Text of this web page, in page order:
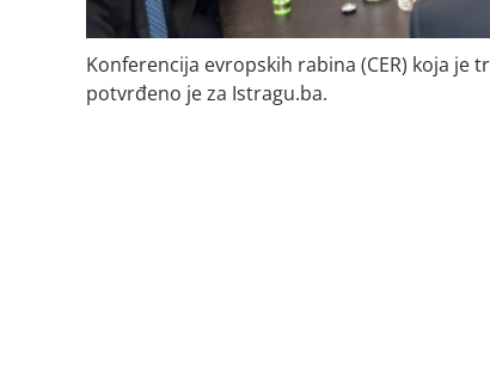
Konferencija evropskih rabina (CER) koja je
potvrđeno je za Istragu.ba.